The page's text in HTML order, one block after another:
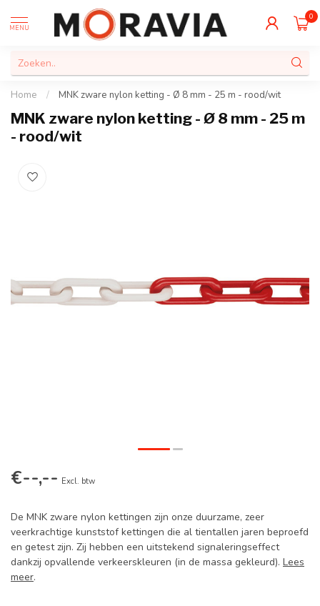
MENU
0
Home / MNK zware nylon ketting - Ø 8 mm - 25 m - rood/wit
MNK zware nylon ketting - Ø 8 mm - 25 m
- rood/wit
€--,-- Excl. btw
De MNK zware nylon kettingen zijn onze duurzame, zeer
veerkrachtige kunststof kettingen die al tientallen jaren beproefd
en getest zijn. Zij hebben een uitstekend signaleringseffect
dankzij opvallende verkeerskleuren (in de massa gekleurd). Lees
meer.